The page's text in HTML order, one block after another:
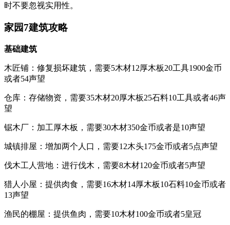
时不要忽视实用性。
家园7建筑攻略
基础建筑
木匠铺：修复损坏建筑，需要5木材12厚木板20工具1900金币
或者54声望
仓库：存储物资，需要35木材20厚木板25石料10工具或者46声
望
锯木厂：加工厚木板，需要30木材350金币或者是10声望
城镇排屋：增加两个人口，需要12木头175金币或者5点声望
伐木工人营地：进行伐木，需要8木材120金币或者5声望
猎人小屋：提供肉食，需要16木材14厚木板10石料10金币或者
13声望
渔民的棚屋：提供鱼肉，需要10木材100金币或者5皇冠